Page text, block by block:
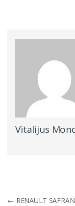
Vitalijus
Navigacija
← RENAULT